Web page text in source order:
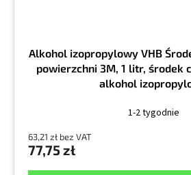
Alkohol izopropylowy VHB
powierzchni 3M, 1 litr, środek
alkohol
1-2 tygodnie
63,21 zł bez VAT
77,75 zł